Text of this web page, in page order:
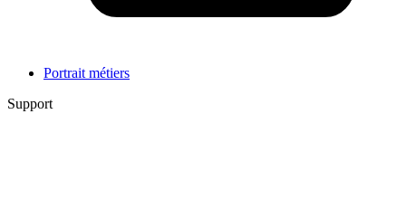
Portrait métiers
Support